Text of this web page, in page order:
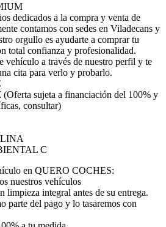
dedicados a la compra y venta de
contamos con sedes en Viladecans y
orgullo es ayudarte a comprar tu
total confianza y profesionalidad.
vehículo a través de nuestro perfil y te
cita para verlo y probarlo.
sujeta a financiación del 100% y
consultar)
C
en QUERO COCHES:
nuestros vehículos
limpieza integral antes de su entrega.
parte del pago y lo tasaremos con